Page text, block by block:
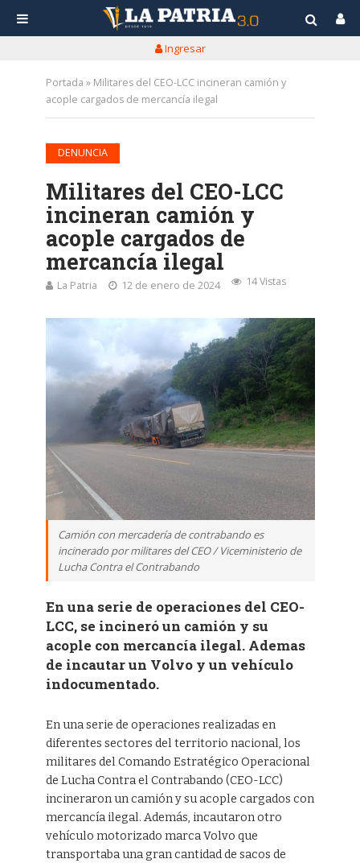
Ingresar
Portada » Militares del CEO-LCC incineran camión y
acople cargados de mercancía ilegal
DENUNCIA
Militares del CEO-LCC
incineran camión y
acople cargados de
mercancía ilegal
La Patria 12 de enero de 2024 14 Vistas
Camión con mercadería de contrabando es
incinerado por militares del CEO / Viceministerio de
Lucha Contra el Contrabando
En una serie de operaciones del CEO-
LCC, se incineró un camión y su
acople con mercancía ilegal. Ademas
de incautar un Volvo y un vehículo
indocumentado.
En una serie de operaciones realizadas en
diferentes sectores del territorio nacional, los
militares del Comando Estratégico Operacional
de Lucha Contra el Contrabando (CEO-LCC)
incineraron un camión y su acople cargados con
mercancía ilegal. Además, incautaron otro
vehículo motorizado marca Volvo que
transportaba una gran cantidad de sacos de